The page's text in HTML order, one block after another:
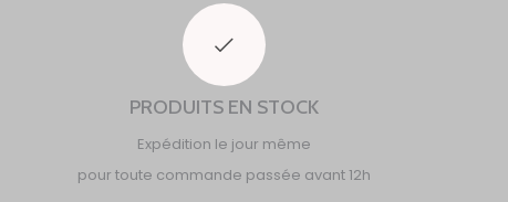
PRODUITS EN STOCK
Expédition le jour même
pour toute commande passée avant 12h